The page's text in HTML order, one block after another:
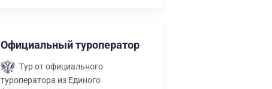
Официальный туроператор
Тур от официального
туроператора из Единого